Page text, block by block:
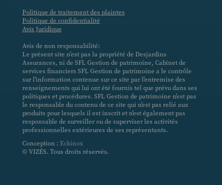
Politique de traitement des plaintes
Politique de confidentialité
Avis Juridique
Avis de non responsabilité:
Le présent site n’est pas la propriété de Desjardins
Assurances, ni de SFL Gestion de patrimoine, Cabinet de
services financiers SFL Gestion de patrimoine a le contrôle
sur l'information contenue sur ce site par l'entremise des
renseignements qui lui ont été fournis tel que prévu dans ses
politiques et procédures. SFL Gestion de patrimoine n'est pas
le responsable du contenu de ce site qui n'est pas relié aux
produits pour lesquels il est inscrit et n'est également pas
responsable de surveiller ou de superviser les activités
professionnelles extérieures de ses représentants.
Conception : Eckinox
© VIZÉS. Tous droits réservés.